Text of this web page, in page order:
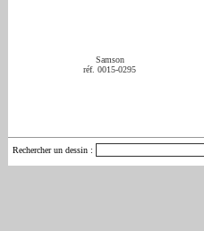
Samson
réf. 0015-0295
Rechercher un dessin :